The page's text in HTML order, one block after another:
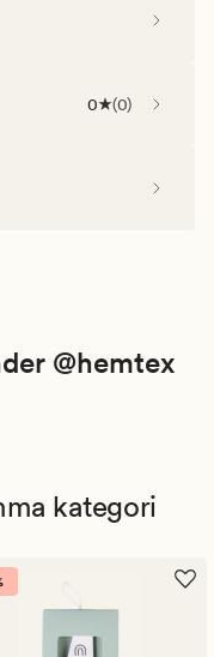
0 (0)
@hemtex
kategori